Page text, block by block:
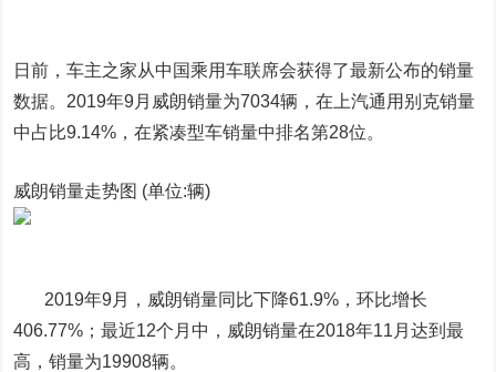
日前，车主之家从中国乘用车联席会获得了最新公布的销量
数据。2019年9月威朗销量为7034辆，在上汽通用别克销量
中占比9.14%，在紧凑型车销量中排名第28位。
威朗销量走势图 (单位:辆)
2019年9月，威朗销量同比下降61.9%，环比增长
406.77%；最近12个月中，威朗销量在2018年11月达到最
高，销量为19908辆。